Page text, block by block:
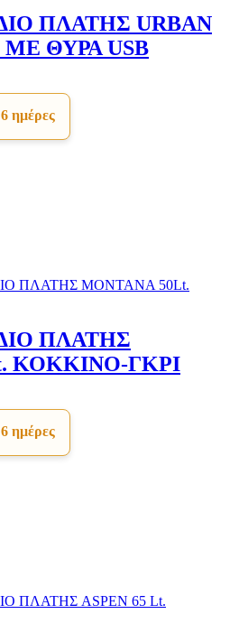
Για Κιόσκια
Κρεμαστά
Μέσης
Υγρά
Διάσωσης
Κατάδυσης
Κολύμβησης
Παράλιας
Στρατιωτικά
ΠΛΑΤΗΣ URBAN
ΜΕ ΘΥΡΑ USB
ημέρες
ΠΛΑΤΗΣ
ΚΟΚΚΙΝΟ-ΓΚΡΙ
ημέρες